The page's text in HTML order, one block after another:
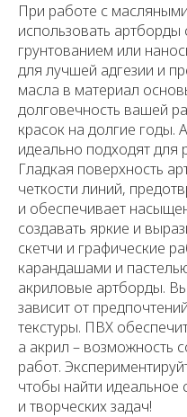
При работе с
использовать
грунтованием или
для лучшей адгезии и
масла в материал
долговечность вашей
красок на долгие годы.
идеально подходят для
Гладкая поверхность
четкости линий,
и обеспечивает
создавать яркие и
скетчи и графические
карандашами и
акриловые артборды.
зависит от
текстуры. ПВХ
а акрил – возможность
работ.
чтобы найти идеальное
и творческих задач!